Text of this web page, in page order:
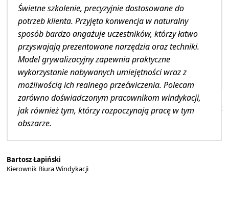
Świetne szkolenie, precyzyjnie dostosowane do
potrzeb klienta. Przyjęta konwencja w naturalny
sposób bardzo angażuje uczestników, którzy łatwo
przyswajają prezentowane narzędzia oraz techniki.
Model grywalizacyjny zapewnia praktyczne
wykorzystanie nabywanych umiejętności wraz z
możliwością ich realnego przećwiczenia. Polecam
zarówno doświadczonym pracownikom windykacji,
jak również tym, którzy rozpoczynają pracę w tym
obszarze.
Bartosz Łapiński
Kierownik Biura Windykacji